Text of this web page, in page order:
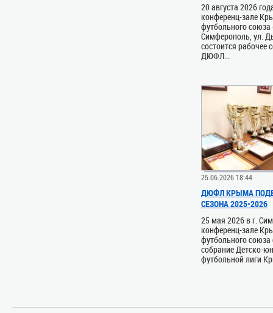
20 августа 2026
конференц-зале
футбольного союза
Симферополь, ул.
состоится рабочее
ДЮФЛ...
25.06.2026 18:44
ДЮФЛ КРЫМА
СЕЗОНА 2025-2026
25 мая 2026 в г.
конференц-зале
футбольного союза
собрание Детско-
футбольной лиги